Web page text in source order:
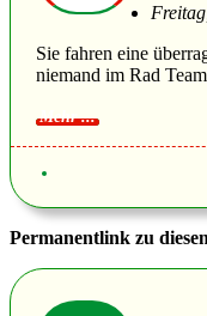
Sie fahren eine
niemand im Rad
Permanentlink zu